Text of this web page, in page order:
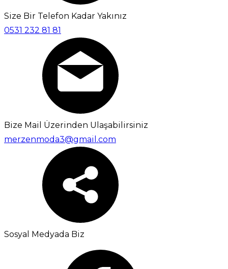
Size Bir Telefon Kadar Yakınız
0531 232 81 81
Bize Mail Üzerinden Ulaşabilirsiniz
merzenmoda3@gmail.com
Sosyal Medyada Biz